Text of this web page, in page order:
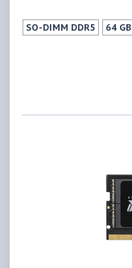
SO-DIMM DDR5 64 GB